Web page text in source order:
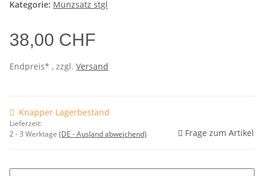
Kategorie: Münzsatz stgl
38,00 CHF
Endpreis* , zzgl. Versand
Knapper Lagerbestand
Lieferzeit:
2 - 3 Werktage (DE - Ausland abweichend) Frage zum Artikel